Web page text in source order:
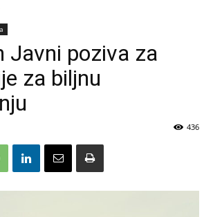
Javni poziva za
za biljnu
436